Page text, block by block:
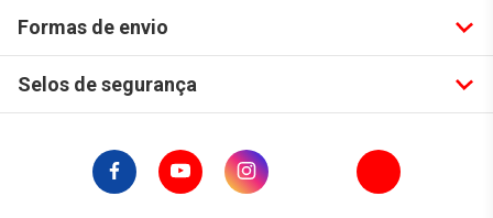
Formas de envio
Selos de segurança